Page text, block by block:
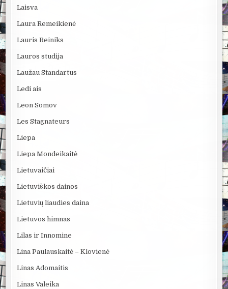
Laisva
Laura Remeikienė
Lauris Reiniks
Lauros studija
Laužau Standartus
Ledi ais
Leon Somov
Les Stagnateurs
Liepa
Liepa Mondeikaitė
Lietuvaičiai
Lietuviškos dainos
Lietuvių liaudies daina
Lietuvos himnas
Lilas ir Innomine
Lina Paulauskaitė – Klovienė
Linas Adomaitis
Linas Valeika